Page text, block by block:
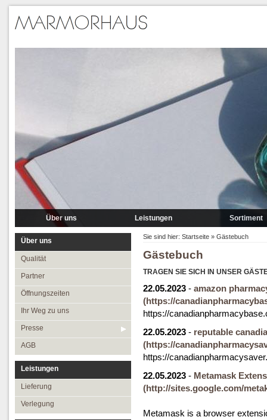
Über uns
Partner
Ihr Weg zu uns
Presse
Leistungen
Lieferung
Verlegung
Sortiment
Marmor
Granit R-Z
Mosaik
Bordüre
Medallions
Antikmarmor
Über uns
Qualität
Partner
Öffnungszeiten
Ihr Weg zu uns
Presse
AGB
Leistungen
Lieferung
Verlegung
Sie sind hier: Startseite » Gästebuch
Gästebuch
TRAGEN SIE SICH IN UNSER
22.05.2023 - amazon
(https://
https://
22.05.2023 - reputable
(https://
https://
22.05.2023 - Metamask
(http://sites.google.com/
Metamask is a browser